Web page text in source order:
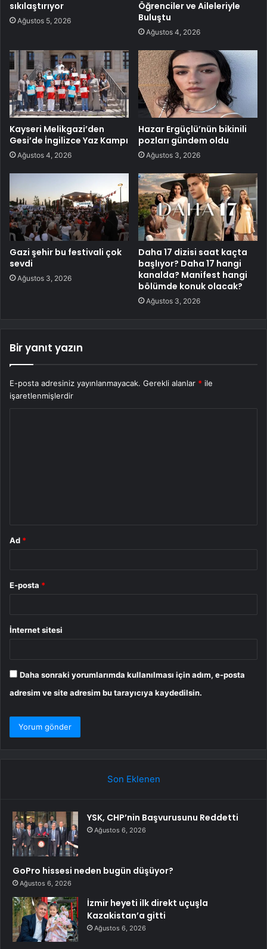
sıkılaştırıyor
Ağustos 5, 2026
Öğrenciler ve Aileleriyle
Buluştu
Ağustos 4, 2026
Kayseri Melikgazi’den
Gesi’de İngilizce Yaz Kampı
Ağustos 4, 2026
Hazar Ergüçlü’nün bikinili
pozları gündem oldu
Ağustos 3, 2026
Gazi şehir bu festivali çok
sevdi
Ağustos 3, 2026
Daha 17 dizisi saat kaçta
başlıyor? Daha 17 hangi
kanalda? Manifest hangi
bölümde konuk olacak?
Ağustos 3, 2026
Bir yanıt yazın
E-posta adresiniz yayınlanmayacak. Gerekli alanlar * ile
işaretlenmişlerdir
Ad *
E-posta *
İnternet sitesi
Daha sonraki yorumlarımda kullanılması için adım, e-posta
adresim ve site adresim bu tarayıcıya kaydedilsin.
Son Eklenen
YSK, CHP’nin Başvurusunu Reddetti
Ağustos 6, 2026
GoPro hissesi neden bugün düşüyor?
Ağustos 6, 2026
İzmir heyeti ilk direkt uçuşla
Kazakistan’a gitti
Ağustos 6, 2026